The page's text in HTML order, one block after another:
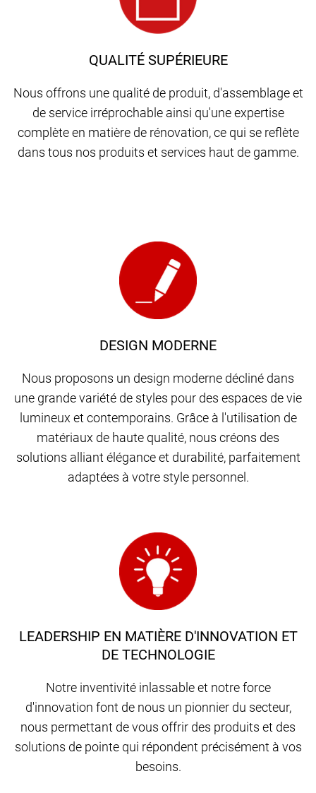
QUALITÉ SUPÉRIEURE
Nous offrons une qualité de produit, d'assemblage et
de service irréprochable ainsi qu'une expertise
complète en matière de rénovation, ce qui se reflète
dans tous nos produits et services haut de gamme.
DESIGN MODERNE
Nous proposons un design moderne décliné dans
une grande variété de styles pour des espaces de vie
lumineux et contemporains. Grâce à l'utilisation de
matériaux de haute qualité, nous créons des
solutions alliant élégance et durabilité, parfaitement
adaptées à votre style personnel.
LEADERSHIP EN MATIÈRE D'INNOVATION ET
DE TECHNOLOGIE
Notre inventivité inlassable et notre force
d'innovation font de nous un pionnier du secteur,
nous permettant de vous offrir des produits et des
solutions de pointe qui répondent précisément à vos
besoins.